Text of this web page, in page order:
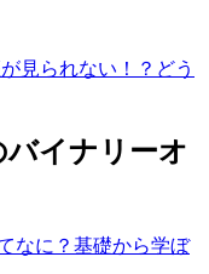
見られない！？どう
イナリーオ
なに？ 基礎から学ぼ